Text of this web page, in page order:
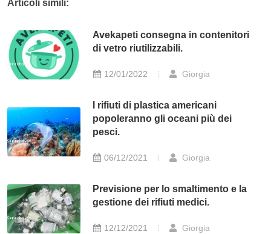
Articoli simili:
Avekapeti consegna in contenitori
di vetro riutilizzabili.
12/01/2022 Giorgia
I rifiuti di plastica americani
popoleranno gli oceani più dei
pesci.
06/12/2021 Giorgia
Previsione per lo smaltimento e la
gestione dei rifiuti medici.
12/12/2021 Giorgia